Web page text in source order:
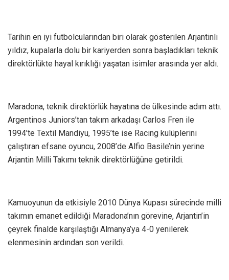
Tarihin en iyi futbolcularından biri olarak gösterilen Arjantinli
yıldız, kupalarla dolu bir kariyerden sonra başladıkları teknik
direktörlükte hayal kırıklığı yaşatan isimler arasında yer aldı.
Maradona, teknik direktörlük hayatına de ülkesinde adım attı.
Argentinos Juniors’tan takım arkadaşı Carlos Fren ile
1994’te Textil Mandiyu, 1995’te ise Racing kulüplerini
çalıştıran efsane oyuncu, 2008’de Alfio Basile’nin yerine
Arjantin Milli Takımı teknik direktörlüğüne getirildi.
Kamuoyunun da etkisiyle 2010 Dünya Kupası sürecinde milli
takımın emanet edildiği Maradona’nın görevine, Arjantin’in
çeyrek finalde karşılaştığı Almanya’ya 4-0 yenilerek
elenmesinin ardından son verildi.